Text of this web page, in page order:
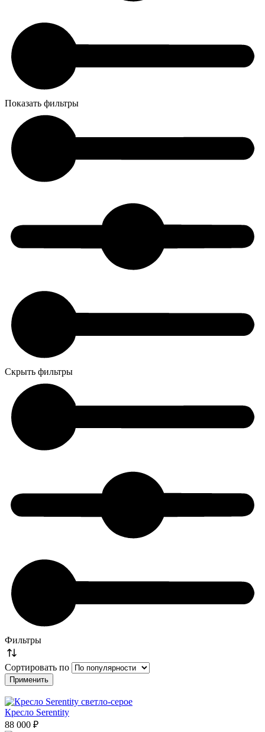
Показать фильтры
Скрыть фильтры
Фильтры
Сортировать по
Кресло Serentity
88 000 ₽